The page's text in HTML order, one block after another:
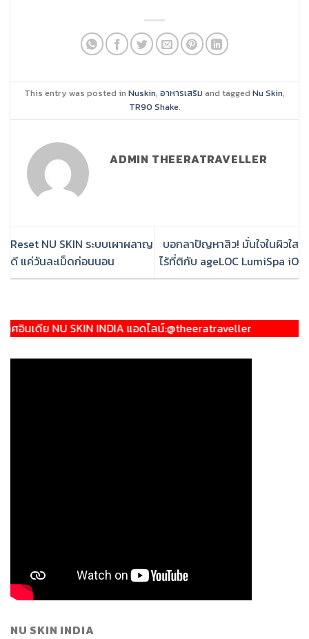
This entry was posted in Nuskin, อาหารเสริม and tagged Nu Skin,
TR90 Shake.
ADMIN THEERATRAVELLER
Reset NU SKIN ระบบเผาผลาญ
ดี แค่วันละเม็ดก่อนนอน
บอกลาปัญหาสิว! มั่นใจในผิวใส
ไร้ที่ติกับ ageLOC LumiSpa iO
SKIN INDIA แอดไลน์:@theeratraveller
NU SKIN INDIA